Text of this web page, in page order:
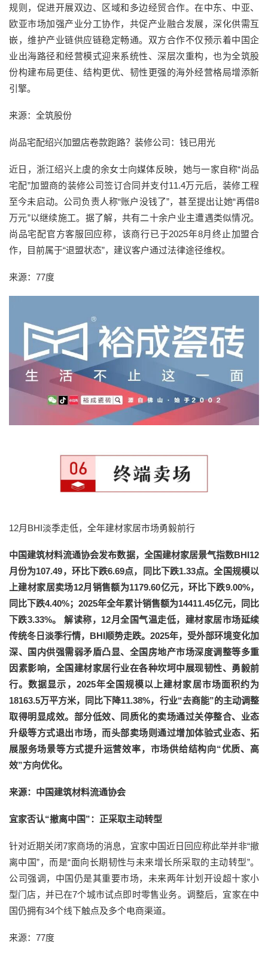
规则，促进开展双边、区域和多边经贸合作。在中东、中亚、
欧亚市场加强产业分工协作，共促产业融合发展，深化供需互
嵌，维护产业链供应链稳定畅通。双方合作不仅预示着中国企
业出海路径和经营模式迎来系统性、深层次重构，也为全筑股
份构建布局更佳、结构更优、韧性更强的海外经营格局增添新
引擎。
来源：全筑股份
尚品宅配绍兴加盟店卷款跑路？装修公司：钱已用光
近日，浙江绍兴上虞的余女士向媒体反映，她与一家自称“尚品
宅配”加盟商的装修公司签订合同并支付11.4万元后，装修工程
至今未启动。公司负责人称“账户没钱了”，甚至提出让她“再借8
万元”以继续施工。据了解，共有二十余户业主遭遇类似情况。
尚品宅配官方客服回应称，该商行已于2025年8月终止加盟合
作，目前属于“退盟状态”，建议客户通过法律途径维权。
来源：77度
12月BHI淡季走低，全年建材家居市场勇毅前行
中国建筑材料流通协会发布数据，全国建材家居景气指数BHI12
月份为107.49，环比下跌6.69点，同比下跌1.33点。全国规模以
上建材家居卖场12月销售额为1179.60亿元，环比下跌9.00%，
同比下跌4.40%；2025年全年累计销售额为14411.45亿元，同比
下跌3.33%。 解读称，12月全国气温走低，建材家居市场延续
传统冬日淡季行情，BHI顺势走跌。2025年，受外部环境变化加
深、国内供强需弱矛盾凸显、全国房地产市场深度调整等多重
因素影响，全国建材家居行业在各种坎坷中展现韧性、勇毅前
行。数据显示，2025年全国规模以上建材家居市场面积约为
18163.5万平方米，同比下降11.38%，行业“去商能”的主动调整
取得明显成效。部分低效、同质化的卖场通过关停整合、业态
升级等方式退出市场，而头部卖场则通过增加体验式业态、拓
展服务场景等方式提升运营效率，市场供给结构向“优质、高
效”方向优化。
来源：中国建筑材料流通协会
宜家否认“撤离中国”：正采取主动转型
针对近期关闭7家商场的消息，宜家中国近日回应称此举并非“撤
离中国”，而是“面向长期韧性与未来增长所采取的主动转型”。
公司强调，中国仍是其重要市场，未来两年计划开设超十家小
型门店，并已在7个城市试点即时零售业务。调整后，宜家在中
国仍拥有34个线下触点及多个电商渠道。
来源：77度